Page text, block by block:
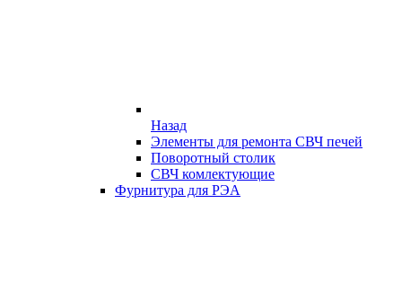
Назад
Элементы для ремонта СВЧ печей
Поворотный столик
СВЧ комлектующие
Фурнитура для РЭА